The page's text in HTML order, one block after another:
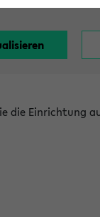
die Einrichtung